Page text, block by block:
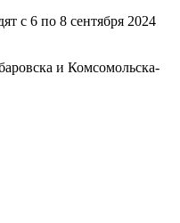
с 6 по 8 сентября 2024
и Комсомольска-